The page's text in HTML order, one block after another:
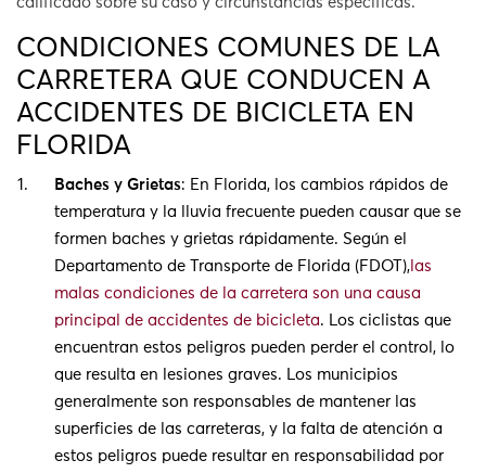
CONDICIONES COMUNES DE LA
CARRETERA QUE CONDUCEN A
ACCIDENTES DE BICICLETA EN
FLORIDA
Baches y Grietas: En Florida, los cambios rápidos de
temperatura y la lluvia frecuente pueden causar que se
formen baches y grietas rápidamente. Según el
Departamento de Transporte de Florida (FDOT), las
malas condiciones de la carretera son una causa
principal de accidentes de bicicleta. Los ciclistas que
encuentran estos peligros pueden perder el control, lo
que resulta en lesiones graves. Los municipios
generalmente son responsables de mantener las
superficies de las carreteras, y la falta de atención a
estos peligros puede resultar en responsabilidad por